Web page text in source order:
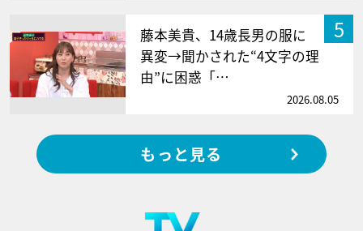
5
藤本美貴、14歳長男の服に
異変→聞かされた“4文字の理
由”に困惑「…
2026.08.05
もっと見る